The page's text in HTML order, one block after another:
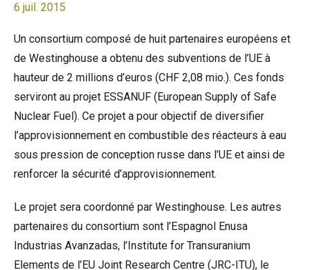
6 juil. 2015
Un consortium composé de huit partenaires européens et
de Westinghouse a obtenu des subventions de l’UE à
hauteur de 2 millions d’euros (CHF 2,08 mio.). Ces fonds
serviront au projet ESSANUF (European Supply of Safe
Nuclear Fuel). Ce projet a pour objectif de diversifier
l’approvisionnement en combustible des réacteurs à eau
sous pression de conception russe dans l’UE et ainsi de
renforcer la sécurité d’approvisionnement.
Le projet sera coordonné par Westinghouse. Les autres
partenaires du consortium sont l’Espagnol Enusa
Industrias Avanzadas, l’Institute for Transuranium
Elements de l’EU Joint Research Centre (JRC-ITU), le